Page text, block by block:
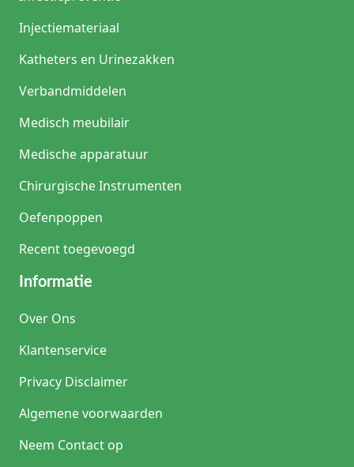
Injectiemateriaal
Katheters en Urinezakken
Verbandmiddelen
Medisch meubilair
Medische apparatuur
Chirurgische Instrumenten
Oefenpoppen
Recent toegevoegd
Informatie
Over Ons
Klantenservice
Privacy Disclaimer
Algemene voorwaarden
Neem Contact op